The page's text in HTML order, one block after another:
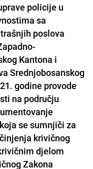
policije u
sa
poslova
Kantona i
Srednjobosanskog
godine provode
na području
koja se sumnjiči za
krivičnog
djelom
Zakona